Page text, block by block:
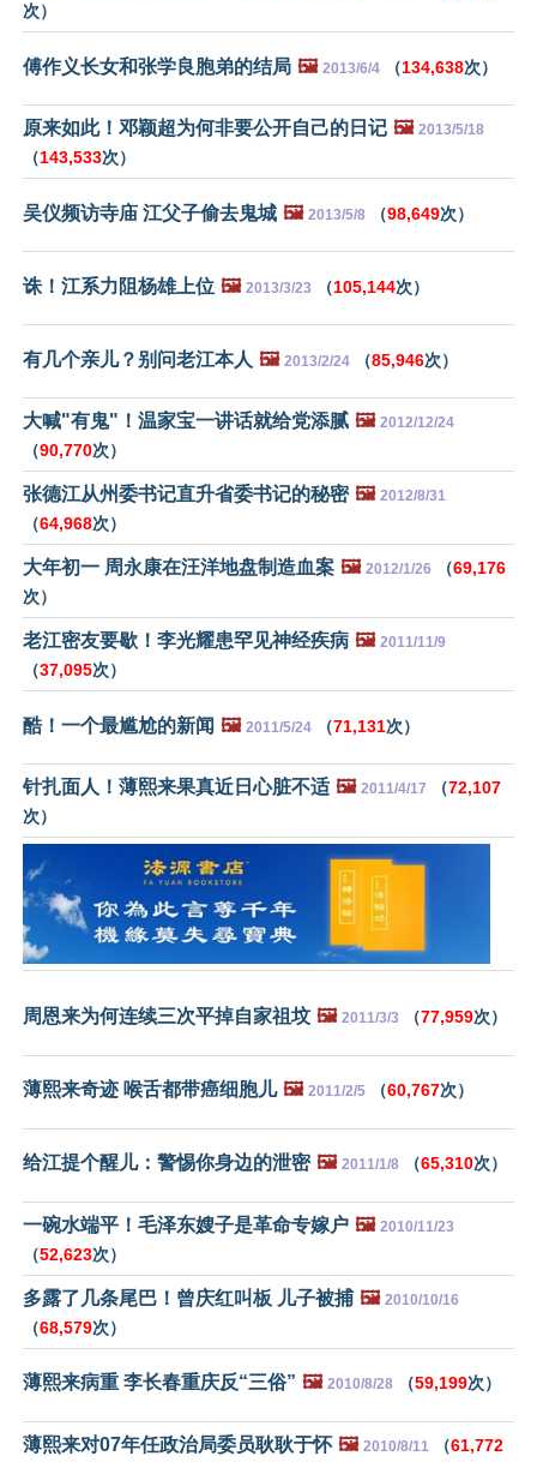
次）
傅作义长女和张学良胞弟的结局 🖼️ 2013/6/4 （134,638次）
原来如此！邓颖超为何非要公开自己的日记 🖼️ 2013/5/18
（143,533次）
吴仪频访寺庙 江父子偷去鬼城 🖼️ 2013/5/8 （98,649次）
诛！江系力阻杨雄上位 🖼️ 2013/3/23 （105,144次）
有几个亲儿？别问老江本人 🖼️ 2013/2/24 （85,946次）
大喊"有鬼"！温家宝一讲话就给党添腻 🖼️ 2012/12/24
（90,770次）
张德江从州委书记直升省委书记的秘密 🖼️ 2012/8/31
（64,968次）
大年初一 周永康在汪洋地盘制造血案 🖼️ 2012/1/26 （69,176
次）
老江密友要歇！李光耀患罕见神经疾病 🖼️ 2011/11/9
（37,095次）
酷！一个最尴尬的新闻 🖼️ 2011/5/24 （71,131次）
针扎面人！薄熙来果真近日心脏不适 🖼️ 2011/4/17 （72,107
次）
周恩来为何连续三次平掉自家祖坟 🖼️ 2011/3/3 （77,959次）
薄熙来奇迹 喉舌都带癌细胞儿 🖼️ 2011/2/5 （60,767次）
给江提个醒儿：警惕你身边的泄密 🖼️ 2011/1/8 （65,310次）
一碗水端平！毛泽东嫂子是革命专嫁户 🖼️ 2010/11/23
（52,623次）
多露了几条尾巴！曾庆红叫板 儿子被捕 🖼️ 2010/10/16
（68,579次）
薄熙来病重 李长春重庆反“三俗” 🖼️ 2010/8/28 （59,199次）
薄熙来对07年任政治局委员耿耿于怀 🖼️ 2010/8/11 （61,772